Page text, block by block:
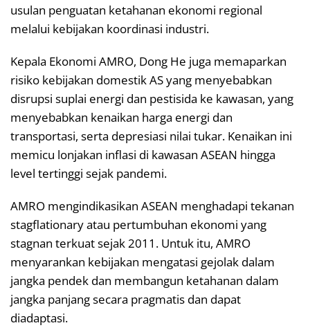
usulan penguatan ketahanan ekonomi regional
melalui kebijakan koordinasi industri.
Kepala Ekonomi AMRO, Dong He juga memaparkan
risiko kebijakan domestik AS yang menyebabkan
disrupsi suplai energi dan pestisida ke kawasan, yang
menyebabkan kenaikan harga energi dan
transportasi, serta depresiasi nilai tukar. Kenaikan ini
memicu lonjakan inflasi di kawasan ASEAN hingga
level tertinggi sejak pandemi.
AMRO mengindikasikan ASEAN menghadapi tekanan
stagflationary atau pertumbuhan ekonomi yang
stagnan terkuat sejak 2011. Untuk itu, AMRO
menyarankan kebijakan mengatasi gejolak dalam
jangka pendek dan membangun ketahanan dalam
jangka panjang secara pragmatis dan dapat
diadaptasi.